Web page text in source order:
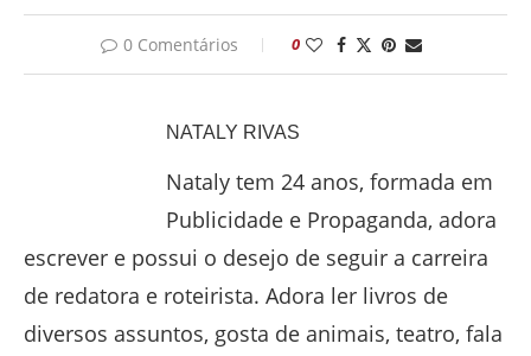
0 Comentários 0
NATALY RIVAS
Nataly tem 24 anos, formada em
Publicidade e Propaganda, adora
escrever e possui o desejo de seguir a carreira
de redatora e roteirista. Adora ler livros de
diversos assuntos, gosta de animais, teatro, fala